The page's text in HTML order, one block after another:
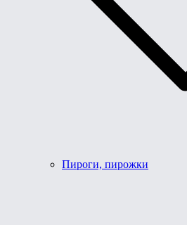
Пироги, пирожки